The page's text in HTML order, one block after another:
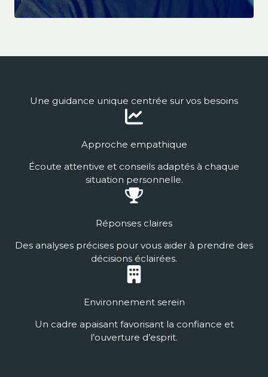
Une guidance unique centrée sur vos besoins
Approche empathique
Écoute attentive et conseils adaptés à chaque
situation personnelle.
Réponses claires
Des analyses précises pour vous aider à prendre des
décisions éclairées.
Environnement serein
Un cadre apaisant favorisant la confiance et
l’ouverture d’esprit.